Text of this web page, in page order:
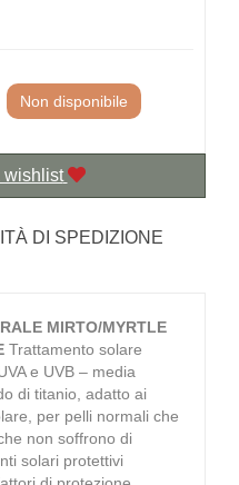
Non disponibile
wishlist
DI SPEDIZIONE
MIRTO/MYRTLE
Trattamento solare
e UVB – media
di titanio, adatto ai
per pelli normali che
non soffrono di
solari protettivi